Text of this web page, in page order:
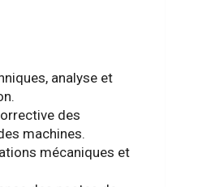
analyse et
des
machines.
mécaniques et